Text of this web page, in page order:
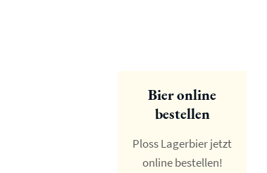
Bier online
bestellen
Ploss Lagerbier jetzt
online bestellen!